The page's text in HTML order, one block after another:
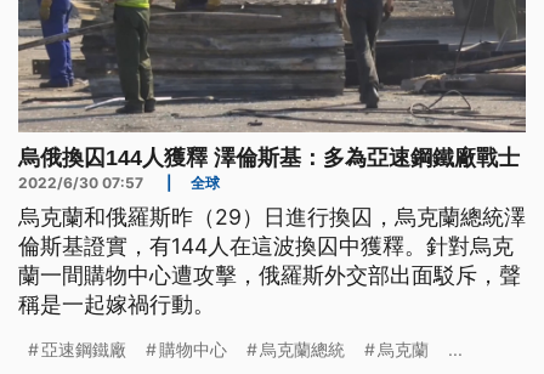
烏俄換囚144人獲釋 澤倫斯基：多為亞速鋼鐵廠戰士
2022/6/30 07:57 全球
烏克蘭和俄羅斯昨（29）日進行換囚，烏克蘭總統澤
倫斯基證實，有144人在這波換囚中獲釋。針對烏克
蘭一間購物中心遭攻擊，俄羅斯外交部出面駁斥，聲
稱是一起嫁禍行動。
亞速鋼鐵廠 購物中心 烏克蘭總統 烏克蘭 ...